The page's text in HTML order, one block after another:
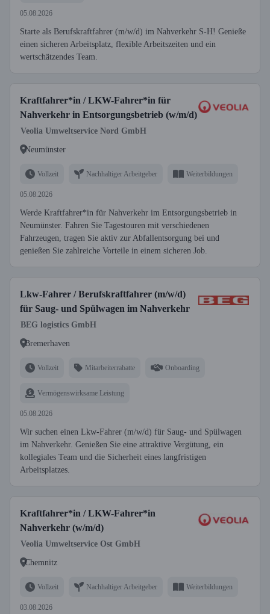
05.08.2026
Starte als Berufskraftfahrer (m/w/d) im Nahverkehr S-H! Genieße
einen sicheren Arbeitsplatz, flexible Arbeitszeiten und ein
wertschätzendes Team.
Kraftfahrer*in / LKW-Fahrer*in für
Nahverkehr in Entsorgungsbetrieb (w/m/d)
Veolia Umweltservice Nord GmbH
Neumünster
Vollzeit Nachhaltiger Arbeitgeber Weiterbildungen
05.08.2026
Werde Kraftfahrer*in für Nahverkehr im Entsorgungsbetrieb in
Neumünster. Fahren Sie Tagestouren mit verschiedenen
Fahrzeugen, tragen Sie aktiv zur Abfallentsorgung bei und
genießen Sie zahlreiche Vorteile in einem sicheren Job.
Lkw-Fahrer / Berufskraftfahrer (m/w/d)
für Saug- und Spülwagen im Nahverkehr
BEG logistics GmbH
Bremerhaven
Vollzeit Mitarbeiterrabatte Onboarding
Vermögenswirksame Leistung
05.08.2026
Wir suchen einen Lkw-Fahrer (m/w/d) für Saug- und Spülwagen
im Nahverkehr. Genießen Sie eine attraktive Vergütung, ein
kollegiales Team und die Sicherheit eines langfristigen
Arbeitsplatzes.
Kraftfahrer*in / LKW-Fahrer*in
Nahverkehr (w/m/d)
Veolia Umweltservice Ost GmbH
Chemnitz
Vollzeit Nachhaltiger Arbeitgeber Weiterbildungen
03.08.2026